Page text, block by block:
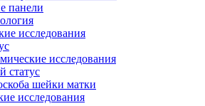
панели
исследования
исследования
статус
шейки матки
исследования